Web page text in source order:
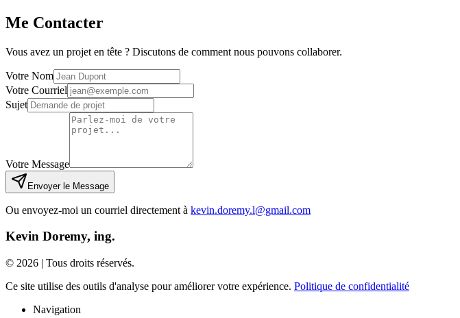
Me Contacter
Vous avez un projet en tête ? Discutons de comment nous pouvons collaborer.
Votre Nom
Votre Courriel
Sujet
Votre Message
Envoyer le Message
Ou envoyez-moi un courriel directement à kevin.doremy.l@gmail.com
Kevin Doremy, ing.
© 2026 | Tous droits réservés.
Ce site utilise des outils d'analyse pour améliorer votre expérience. Politique de confidentialité
Navigation